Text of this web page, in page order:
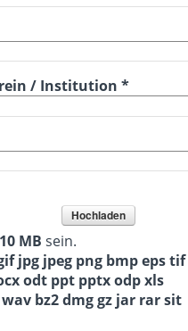
/ Institution *
10 MB sein.
jpg jpeg png bmp eps tif
odt ppt pptx odp xls
bz2 dmg gz jar rar sit